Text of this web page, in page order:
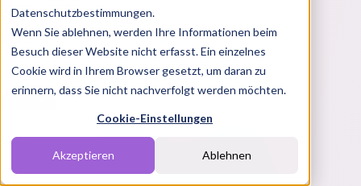
Datenschutzbestimmungen.
Wenn Sie ablehnen, werden Ihre Informationen beim
Besuch dieser Website nicht erfasst. Ein einzelnes
Cookie wird in Ihrem Browser gesetzt, um daran zu
erinnern, dass Sie nicht nachverfolgt werden möchten.
Cookie-Einstellungen
Akzeptieren Ablehnen
Login